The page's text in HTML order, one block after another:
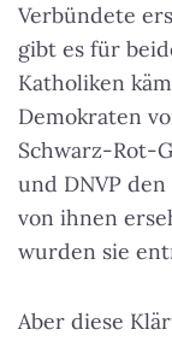
Verbündete
gibt es für
Katholiken
Demokraten
Schwarz-Rot-
und DNVP
von ihnen
wurden sie
Aber diese